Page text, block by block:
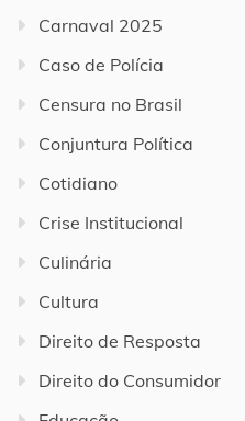
Carnaval 2025
Caso de Polícia
Censura no Brasil
Conjuntura Política
Cotidiano
Crise Institucional
Culinária
Cultura
Direito de Resposta
Direito do Consumidor